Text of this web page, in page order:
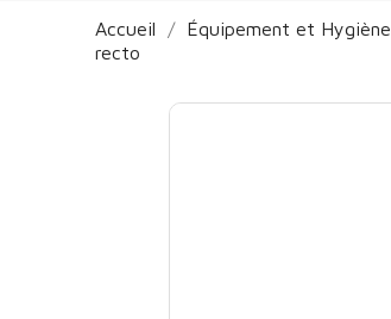
Accueil Équipement et Hygiène
recto